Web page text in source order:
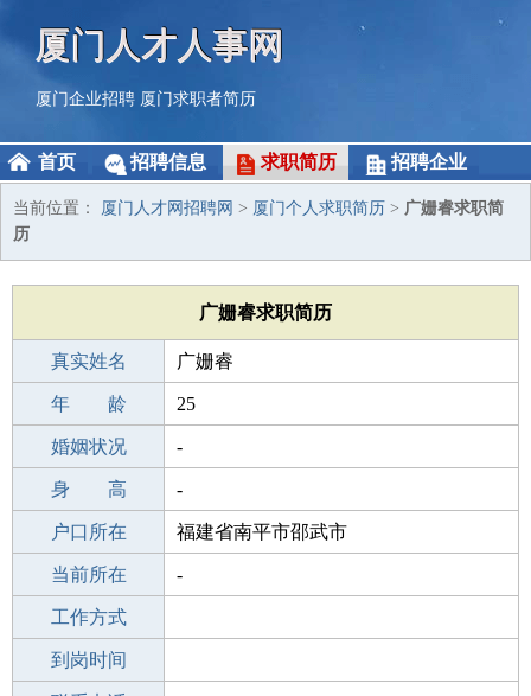
厦门人才人事网
厦门企业招聘 厦门求职者简历
首页 招聘信息 求职简历 招聘企业
当前位置： 厦门人才网招聘网 > 厦门个人求职简历 > 广姗睿求职简
历
广姗睿求职简历
真实姓名 广姗睿
性 别 女
年 龄 25
出生年月 2001-11-24
婚姻状况 -
学 历 高中
身 高 -
毕业学校 唐山杨家套中学
户口所在 福建省南平市邵武市
所学专业 -
当前所在 -
工作经验
工作方式
驾 照
到岗时间